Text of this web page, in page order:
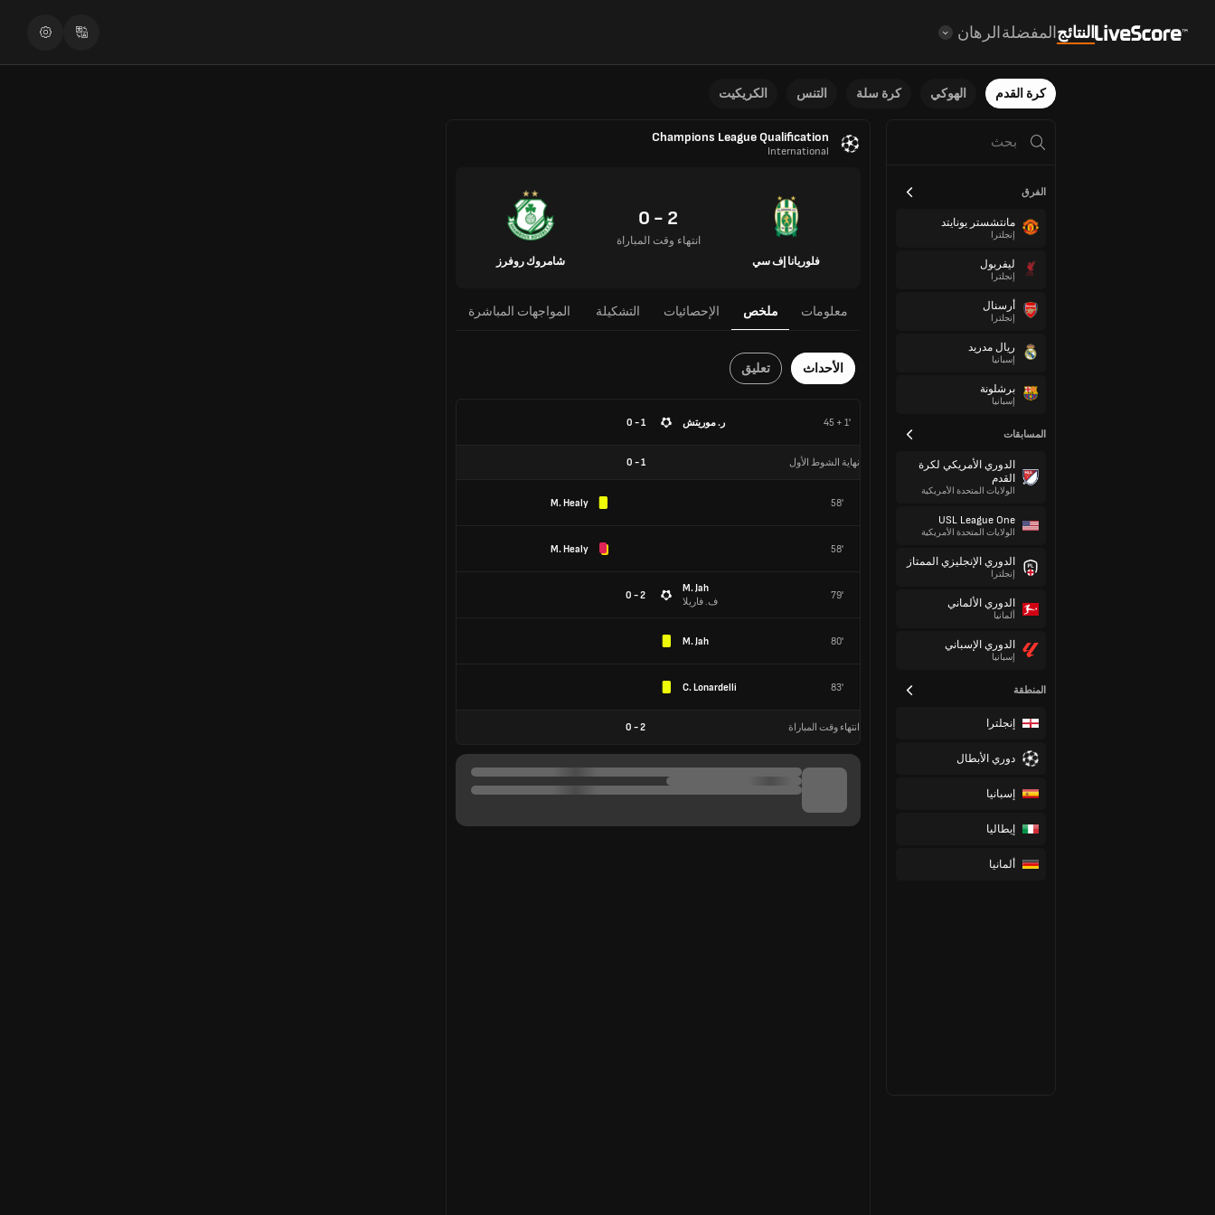
النتائجالمفضلةالرهان
كرة القدم الهوكي كرة سلة التنس الكريكيت
الفرق
مانتشستر يونايتد
إنجلترا
ليفربول
إنجلترا
أرسنال
إنجلترا
ريال مدريد
إسبانيا
برشلونة
إسبانيا
المسابقات
الدوري الأمريكي لكرة
القدم
الولايات المتحدة الأمريكية
USL League One
الولايات المتحدة الأمريكية
الدوري الإنجليزي الممتاز
إنجلترا
الدوري الألماني
ألمانيا
الدوري الإسباني
إسبانيا
المنطقة
إنجلترا
دوري الأبطال
إسبانيا
إيطاليا
ألمانيا
Champions League Qualification
International
فلوريانا إف سي
2 - 0
انتهاء وقت المباراة
شامروك روفرز
معلومات ملخص الإحصائيات التشكيلة المواجهات المباشرة
الأحداث تعليق
45 + 1' ر. موريتش 1 - 0
نهاية الشوط الأول 1
-
0
58'
M. Healy
58'
M. Healy
79'
M. Jah
ف. فاريلا
2 - 0
80'
M. Jah
83'
C. Lonardelli
انتهاء وقت المباراة 2
-
0